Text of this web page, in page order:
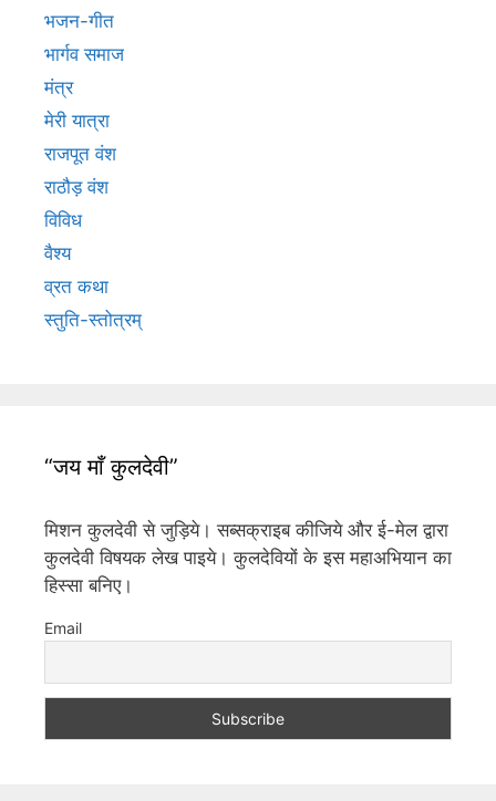
भजन-गीत
भार्गव समाज
मंत्र
मेरी यात्रा
राजपूत वंश
राठौड़ वंश
विविध
वैश्य
व्रत कथा
स्तुति-स्तोत्रम्
“जय माँ कुलदेवी”
मिशन कुलदेवी से जुड़िये। सब्सक्राइब कीजिये और ई-मेल द्वारा
कुलदेवी विषयक लेख पाइये। कुलदेवियों के इस महाअभियान का
हिस्सा बनिए।
Email